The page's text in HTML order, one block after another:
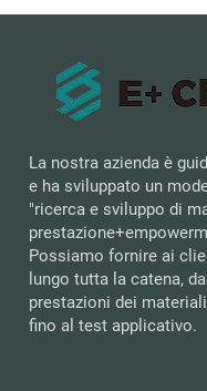
La nostra azienda è
e ha sviluppato un
"ricerca e sviluppo di
Possiamo fornire ai
lungo tutta la catena,
prestazioni dei
fino al test applicativo.